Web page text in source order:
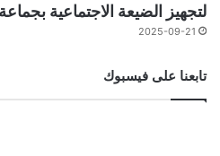
لتجهيز الضيعة الاجتماعية
2025-09-21
تابعنا على فيسبوك